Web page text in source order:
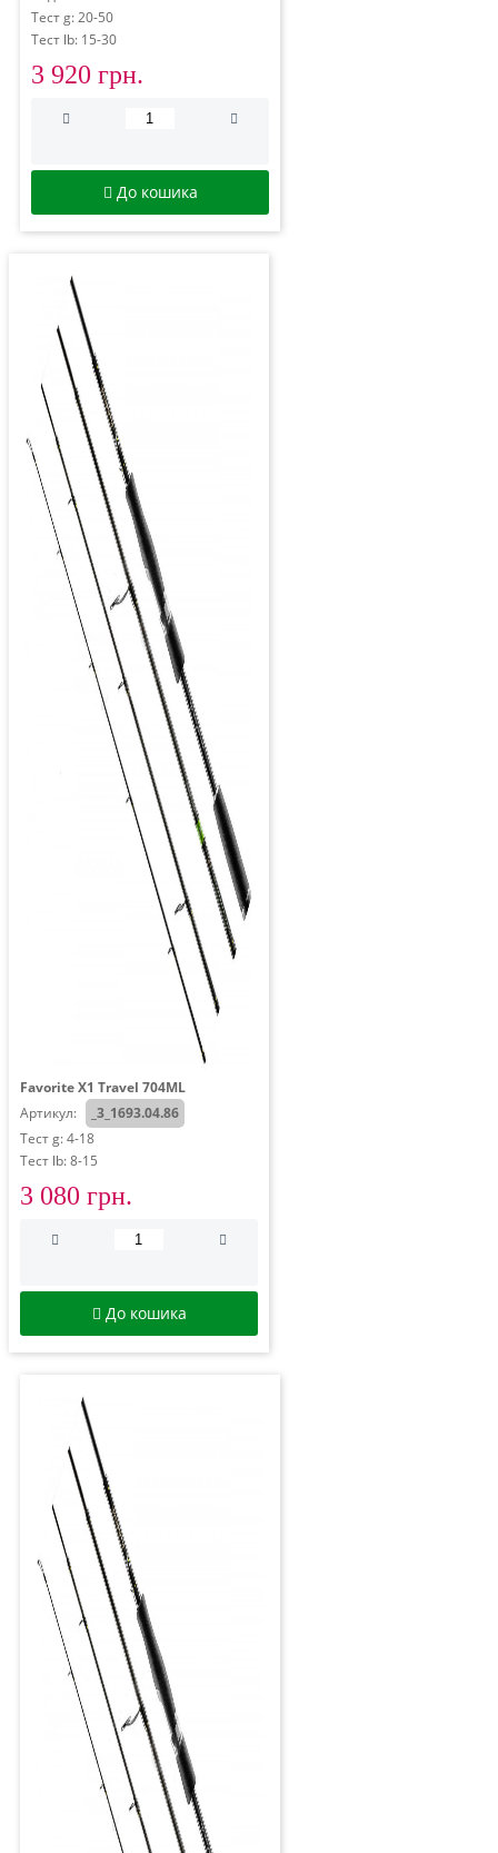
Тест g: 20-50
Тест lb: 15-30
3 920 грн.
До кошика
Favorite X1 Travel 704ML
Артикул:
_3_1693.04.86
Тест g: 4-18
Тест lb: 8-15
3 080 грн.
До кошика